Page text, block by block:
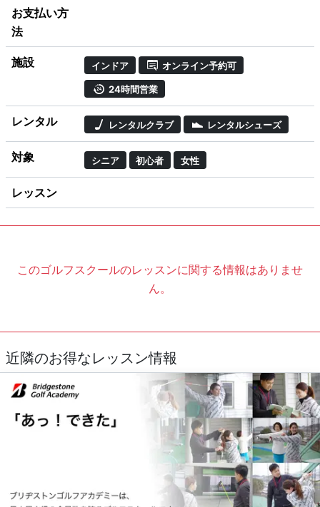
お支払い方
法
施設 インドア オンライン予約可
24時間営業
レンタル レンタルクラブ レンタルシューズ
対象 シニア 初心者 女性
レッスン
このゴルフスクールのレッスンに関する情報はありませ
ん。
近隣のお得なレッスン情報